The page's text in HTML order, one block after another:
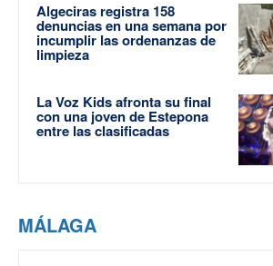
Algeciras registra 158
denuncias en una semana por
incumplir las ordenanzas de
limpieza
La Voz Kids afronta su final
con una joven de Estepona
entre las clasificadas
MÁLAGA